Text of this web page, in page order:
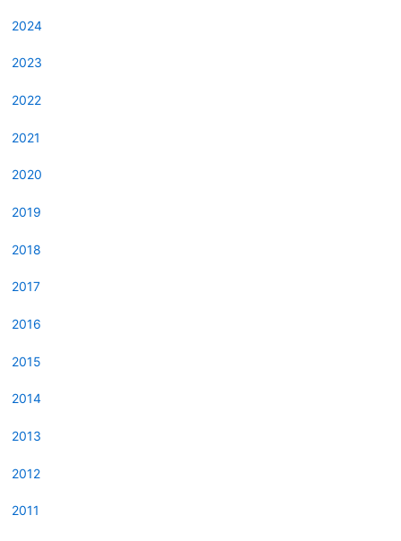
2024
2023
2022
2021
2020
2019
2018
2017
2016
2015
2014
2013
2012
2011